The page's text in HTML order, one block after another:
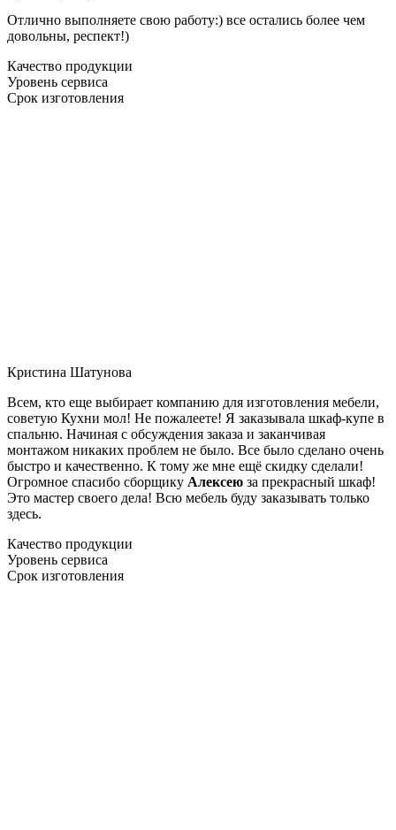
Отлично выполняете свою работу:) все остались более чем
довольны, респект!)
Качество продукции
Уровень сервиса
Срок изготовления
Кристина Шатунова
Всем, кто еще выбирает компанию для изготовления мебели,
советую Кухни мол! Не пожалеете! Я заказывала шкаф-купе в
спальню. Начиная с обсуждения заказа и заканчивая
монтажом никаких проблем не было. Все было сделано очень
быстро и качественно. К тому же мне ещё скидку сделали!
Огромное спасибо сборщику Алексею за прекрасный шкаф!
Это мастер своего дела! Всю мебель буду заказывать только
здесь.
Качество продукции
Уровень сервиса
Срок изготовления